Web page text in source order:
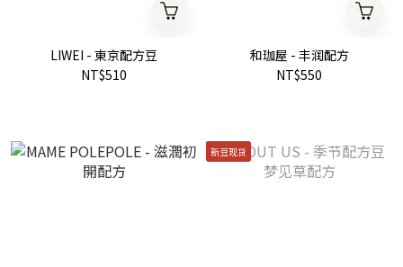
LIWEI - 東京配方豆
NT$510
和珈屋 - 丰润配方
NT$550
新豆现货